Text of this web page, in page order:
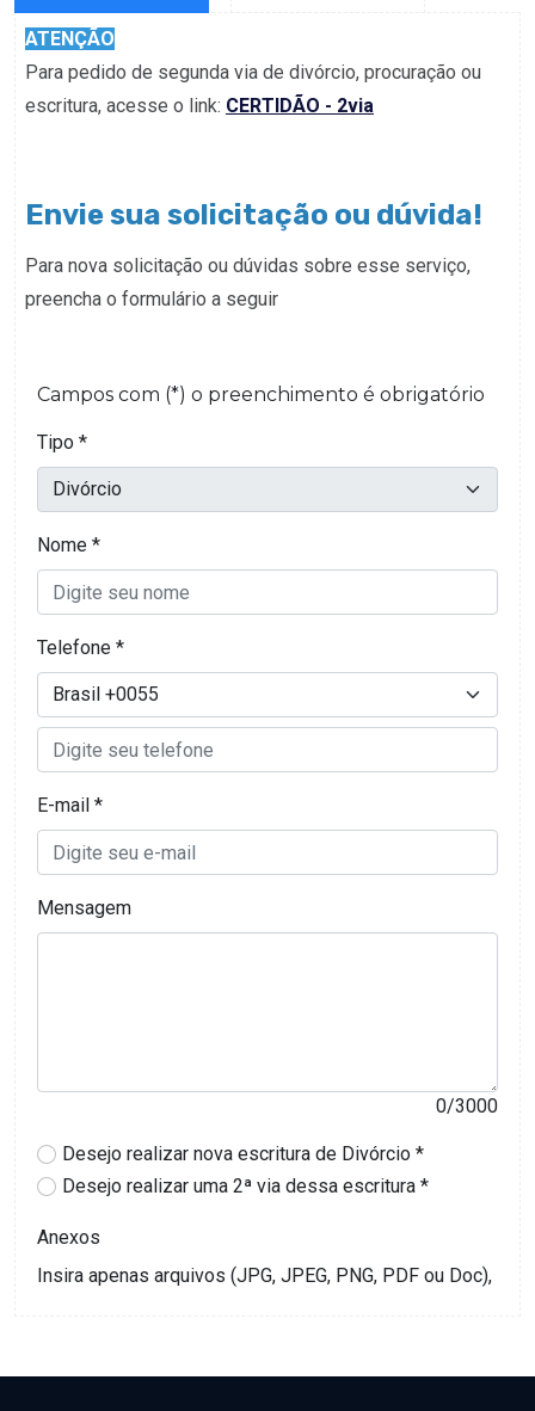
ATENÇÃO
Para pedido de segunda via de divórcio, procuração ou
escritura, acesse o link: CERTIDÃO - 2via
Envie sua solicitação ou dúvida!
Para nova solicitação ou dúvidas sobre esse serviço,
preencha o formulário a seguir